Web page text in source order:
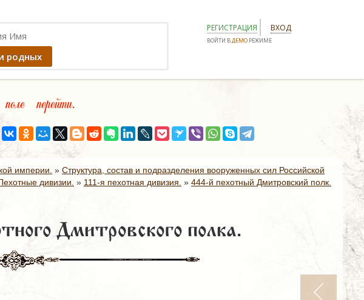
родных
РЕГИСТРАЦИЯ ВХОД
ВОЙТИ ВДЕМО РЕЖИМЕ
перейти.
империи. » Структура, состав и подразделения вооруженных сил Российской
дивизии. » 111-я пехотная дивизия. » 444-й пехотный Дмитровский полк.
Дмитровского полка.